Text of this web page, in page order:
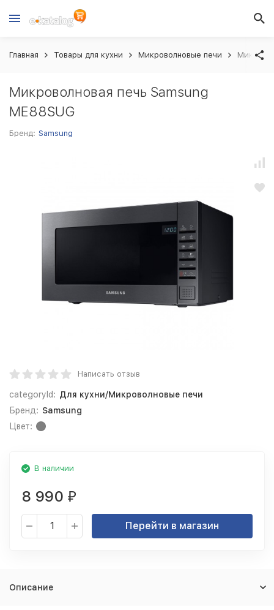
Главная Товары для кухни Микроволновые печи
Микроволновая печь Samsung
ME88SUG
Бренд: Samsung
Написать отзыв
categoryId: Для кухни/Микроволновые печи
Бренд: Samsung
Цвет:
В наличии
8 990 ₽
Перейти в магазин
Описание